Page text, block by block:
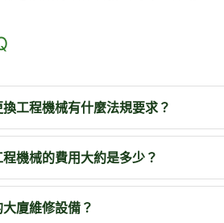
工程機械有什麼法規要求？
機械的費用大約是多少？
廈維修設備？